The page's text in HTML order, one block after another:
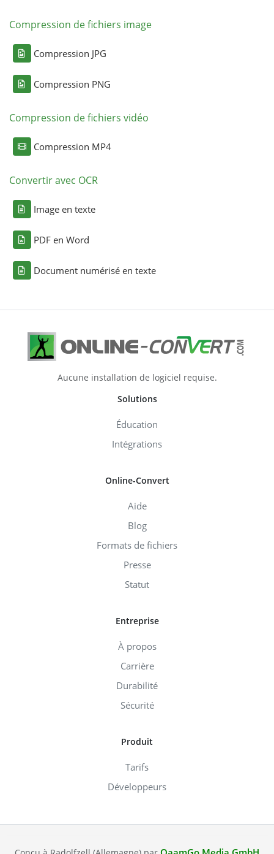
Compression de fichiers image
Compression JPG
Compression PNG
Compression de fichiers vidéo
Compression MP4
Convertir avec OCR
Image en texte
PDF en Word
Document numérisé en texte
Aucune installation de logiciel requise.
Solutions
Éducation
Intégrations
Online-Convert
Aide
Blog
Formats de fichiers
Presse
Statut
Entreprise
À propos
Carrière
Durabilité
Sécurité
Produit
Tarifs
Développeurs